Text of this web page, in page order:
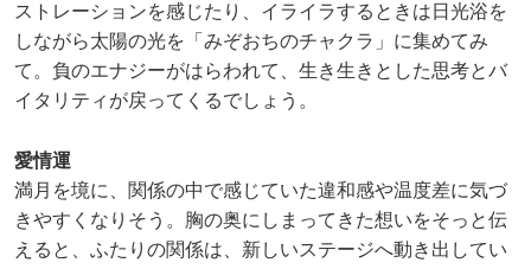
ストレーションを感じたり、イライラするときは日光浴を
しながら太陽の光を「みぞおちのチャクラ」に集めてみ
て。負のエナジーがはらわれて、生き生きとした思考とバ
イタリティが戻ってくるでしょう。
愛情運
満月を境に、関係の中で感じていた違和感や温度差に気づ
きやすくなりそう。胸の奥にしまってきた想いをそっと伝
えると、ふたりの関係は、新しいステージへ動き出してい